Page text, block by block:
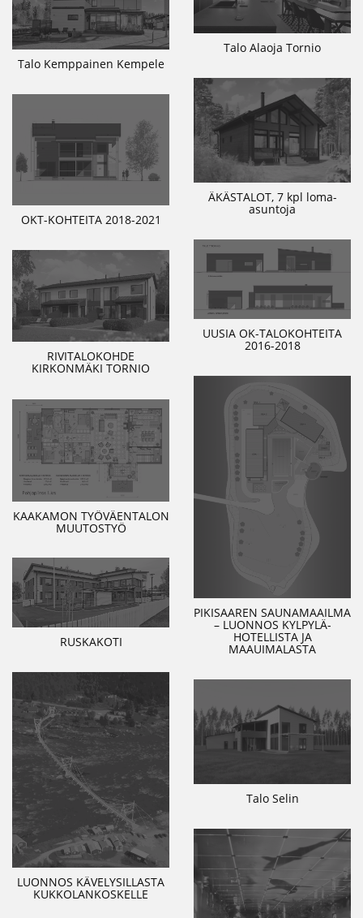
Talo Alaoja Tornio
Talo Kemppainen Kempele
ÄKÄSTALOT, 7 kpl loma-
asuntoja
OKT-KOHTEITA 2018-2021
UUSIA OK-TALOKOHTEITA
2016-2018
RIVITALOKOHDE
KIRKONMÄKI TORNIO
PIKISAAREN SAUNAMAAILMA
– LUONNOS KYLPYLÄ-
HOTELLISTA JA
MAAUIMALASTA
KAAKAMON TYÖVÄENTALON
MUUTOSTYÖ
RUSKAKOTI
LUONNOS KÄVELYSILLASTA
KUKKOLANKOSKELLE
Talo Selin